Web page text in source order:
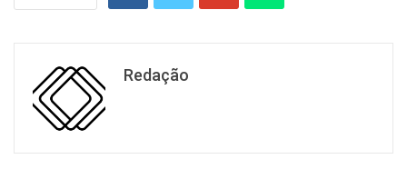
Redação